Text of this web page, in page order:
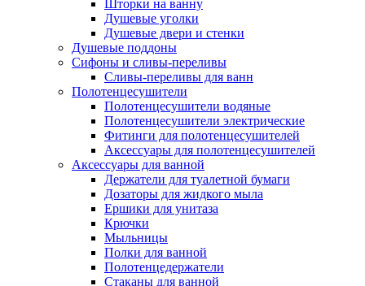
Шторки на ванну
Душевые уголки
Душевые двери и стенки
Душевые поддоны
Сифоны и сливы-переливы
Сливы-переливы для ванн
Полотенцесушители
Полотенцесушители водяные
Полотенцесушители электрические
Фитинги для полотенцесушителей
Аксессуары для полотенцесушителей
Аксессуары для ванной
Держатели для туалетной бумаги
Дозаторы для жидкого мыла
Ершики для унитаза
Крючки
Мыльницы
Полки для ванной
Полотенцедержатели
Стаканы для ванной